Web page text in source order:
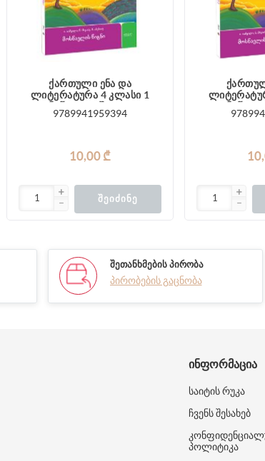
ქართული ენა და
ლიტერატურა 4 კლასი 1
9789941959394
10,00 ₾
ᲨᲔᲘᲫᲘᲜᲔ
ᲨᲔᲗᲐᲜᲮᲛᲔᲑᲘᲡ ᲞᲘᲠᲝᲑᲐ
პირობების გაცნობა
ᲘᲜᲤᲝᲠᲛᲐᲪᲘᲐ
საიტის რუკა
ჩვენს შესახებ
პოლიტიკა